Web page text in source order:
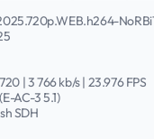
| 3 766 kb/s | 23.976 FPS
AC-3 5.1)
SDH